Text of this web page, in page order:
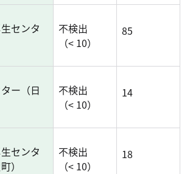
センタ
不検出
（< 10）
85
ー（日
不検出
（< 10）
14
センタ
）
不検出
（< 10）
18